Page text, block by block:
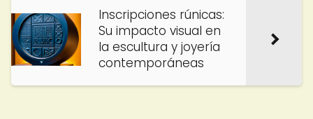
Inscripciones rúnicas:
Su impacto visual en
la escultura y joyería
contemporáneas